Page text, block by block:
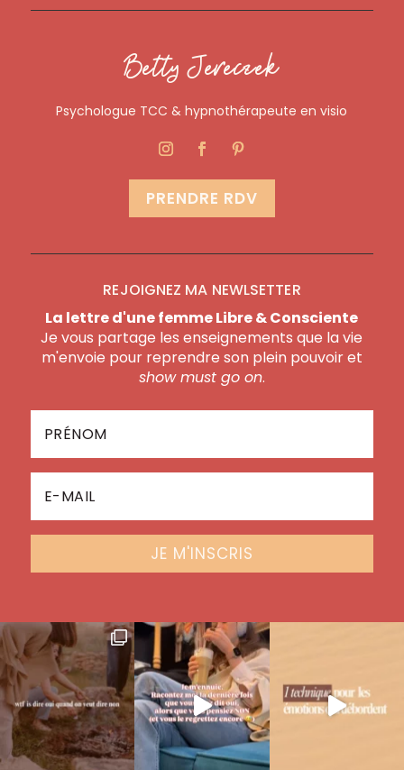
Betty Jereczek
Psychologue TCC & hypnothérapeute en visio
PRENDRE RDV
REJOIGNEZ MA NEWLSETTER
La lettre d'une femme Libre & Consciente
Je vous partage les enseignements que la vie
m'envoie pour reprendre son plein pouvoir et
show must go on.
JE M'INSCRIS